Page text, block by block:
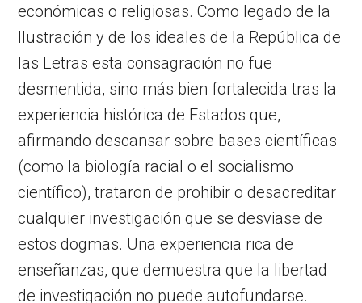
económicas o religiosas. Como legado de la
Ilustración y de los ideales de la República de
las Letras esta consagración no fue
desmentida, sino más bien fortalecida tras la
experiencia histórica de Estados que,
afirmando descansar sobre bases científicas
(como la biología racial o el socialismo
científico), trataron de prohibir o desacreditar
cualquier investigación que se desviase de
estos dogmas. Una experiencia rica de
enseñanzas, que demuestra que la libertad
de investigación no puede autofundarse.